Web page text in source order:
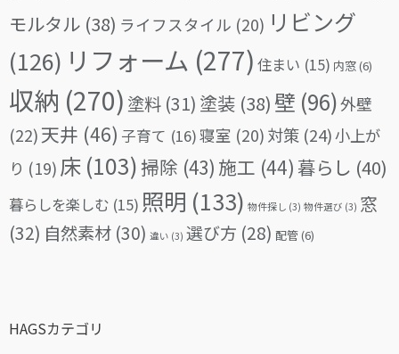
モルタル (38) ライフスタイル (20) リビング
(126) リフォーム (277) 住まい (15) 内窓(6)
収納 (270) 塗料 (31) 塗装 (38) 壁 (96)外壁
(22)天井 (46) 子育て (16)寝室 (20) 対策 (24)小上が
り (19) 床 (103)掃除 (43) 施工 (44) 暮らし (40)
暮らしを楽しむ (15) 照明 (133) 物件探し (3) 物件選び (3) 窓
(32) 自然素材 (30) 違い (3) 選び方 (28) 配管(6)
HAGSカテゴリ